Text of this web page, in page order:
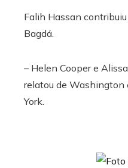
Falih Hassan
Bagdá.
– Helen Coopere
relatou de Washington
York.